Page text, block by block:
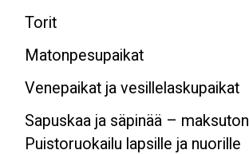
Torit
Matonpesupaikat
Venepaikat ja vesillelaskupaikat
Sapuskaa ja säpinää – maksuton
Puistoruokailu lapsille ja nuorille